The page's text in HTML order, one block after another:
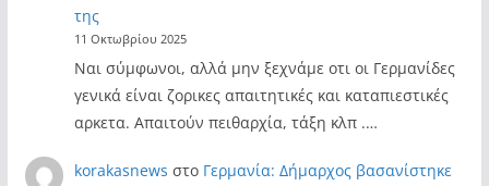
της
11 Οκτωβρίου 2025
Ναι σύμφωνοι, αλλά μην ξεχνάμε οτι οι Γερμανίδες
γενικά είναι ζορικες απαιτητικές και καταπιεστικές
αρκετα. Απαιτούν πειθαρχία, τάξη κλπ .…
korakasnews στο Γερμανία: Δήμαρχος βασανίστηκε